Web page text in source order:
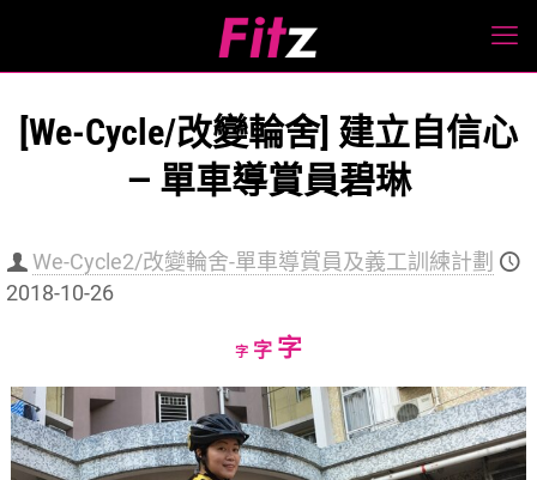
[We-Cycle/改變輪舍] 建立自信心
— 單車導賞員碧琳
We-Cycle2/改變輪舍-單車導賞員及義工訓練計劃
2018-10-26
字Decrease
size.
字Reset
size.
字Increase
size.